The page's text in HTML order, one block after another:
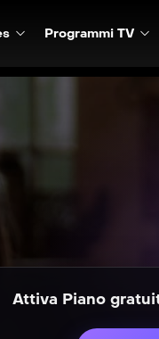
Programmi TV
Attiva Piano